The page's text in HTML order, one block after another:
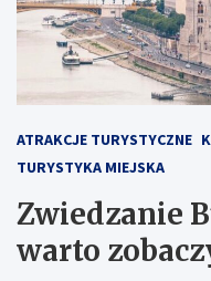
ATRAKCJE TURYSTYCZNE
TURYSTYKA MIEJSKA
Zwiedzanie
warto